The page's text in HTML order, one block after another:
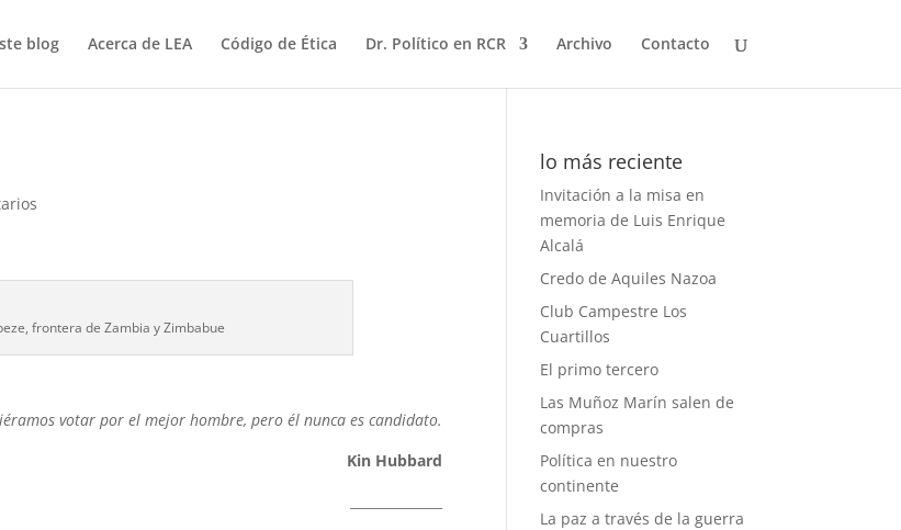
blog Acerca de LEA Código de Ética Dr. Político en RCR Archivo Contacto
frontera de Zambia y Zimbabue
votar por el mejor hombre, pero él nunca es candidato.
Kin Hubbard
lo más reciente
Invitación a la misa en
memoria de Luis Enrique
Alcalá
Credo de Aquiles Nazoa
Club Campestre Los
Cuartillos
El primo tercero
Las Muñoz Marín salen de
compras
Política en nuestro
continente
La paz a través de la guerra